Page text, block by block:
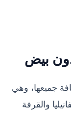
بيض
جميعها، وهي
والقرفة